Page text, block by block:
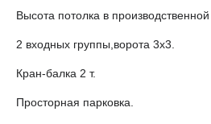
Высота потолка в
2 входных группы,ворота 3х3.
Кран-балка 2 т.
Просторная парковка.